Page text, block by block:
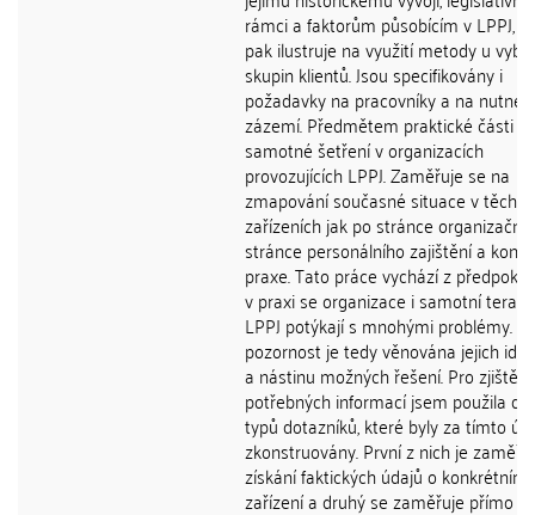
rámci a faktorům působícím v LPPJ,
pak ilustruje na využití metody u
skupin klientů. Jsou specifikovány i
požadavky na pracovníky a na nutné
zázemí. Předmětem praktické části je
samotné šetření v organizacích
provozujících LPPJ. Zaměřuje se na
zmapování současné situace v těchto
zařízeních jak po stránce
stránce personálního zajištění a
praxe. Tato práce vychází z
v praxi se organizace i samotní
LPPJ potýkají s mnohými problémy.
pozornost je tedy věnována jejich
a nástinu možných řešení. Pro zjištění
potřebných informací jsem použila
typů dotazníků, které byly za tímto
zkonstruovány. První z nich je
získání faktických údajů o konkrétním
zařízení a druhý se zaměřuje přímo